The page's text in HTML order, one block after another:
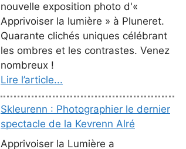
nouvelle exposition photo d'«
Apprivoiser la lumière » à Pluneret.
Quarante clichés uniques célébrant
les ombres et les contrastes. Venez
nombreux !
Lire l’article...
Skleurenn : Photographier le dernier
spectacle de la Kevrenn Alré
Apprivoiser la Lumière a